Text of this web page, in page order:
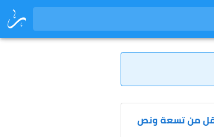
من تسعة ونص